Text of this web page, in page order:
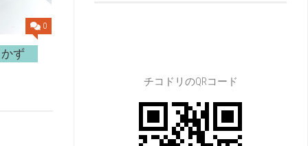
0
ず
チコドリのQRコード